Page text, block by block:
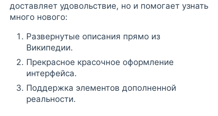
доставляет удовольствие, но и помогает узнать
много нового:
Развернутые описания прямо из
Википедии.
Прекрасное красочное оформление
интерфейса.
Поддержка элементов дополненной
реальности.